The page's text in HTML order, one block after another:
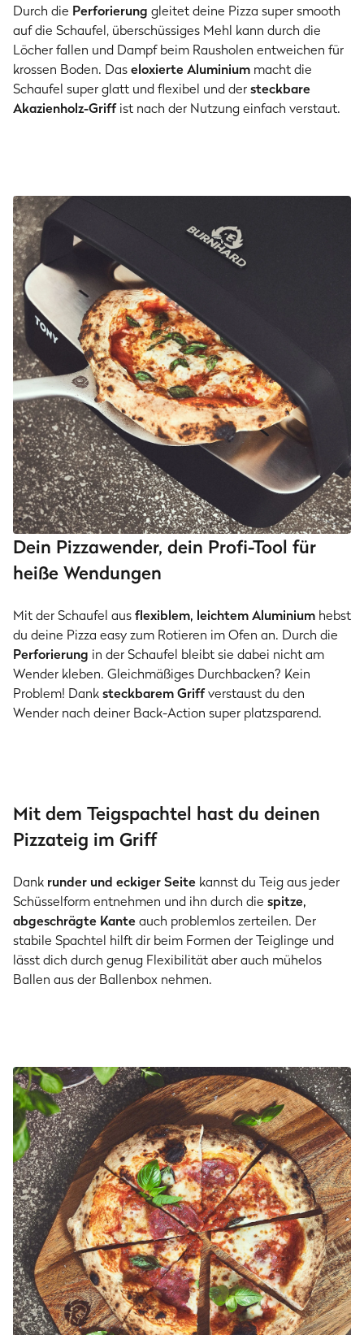
Durch die Perforierung gleitet deine Pizza super smooth
auf die Schaufel, überschüssiges Mehl kann durch die
Löcher fallen und Dampf beim Rausholen entweichen für
krossen Boden. Daseloxierte Aluminium macht die
Schaufel super glatt und flexibel und dersteckbare
Akazienholz-Griffist nach der Nutzung einfach verstaut.
Dein Pizzawender, dein Profi-Tool für
heiße Wendungen
Mit der Schaufel ausflexiblem, leichtem Aluminium hebst
du deine Pizza easy zum Rotieren im Ofen an. Durch die
Perforierung in der Schaufel bleibt sie dabei nicht am
Wender kleben. Gleichmäßiges Durchbacken? Kein
Problem! Danksteckbarem Griffverstaust du den
Wender nach deiner Back-Action super platzsparend.
Mit dem Teigspachtel hast du deinen
Pizzateig im Griff
Dank runder und eckiger Seite kannst du Teig aus jeder
Schüsselform entnehmen und ihn durch die spitze,
abgeschrägte Kanteauch problemlos zerteilen. Der
stabile Spachtel hilft dir beim Formen der Teiglinge und
lässt dich durch genug Flexibilität aber auch mühelos
Ballen aus der Ballenbox nehmen.